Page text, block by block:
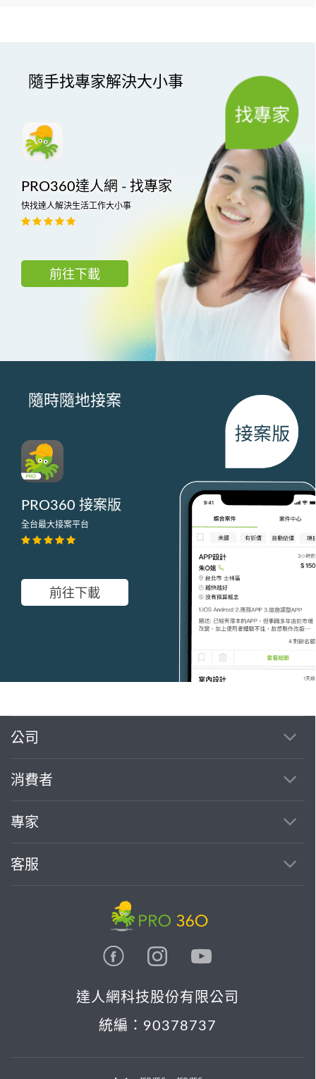
隨手找專家解決大小事
PRO360達人網 - 找專家
快找達人解決生活工作大小事
前往下載
隨時隨地接案
PRO360 接案版
全台最大接案平台
前往下載
公司
消費者
專家
客服
達人網科技股份有限公司
統編：90378737
繼續完成